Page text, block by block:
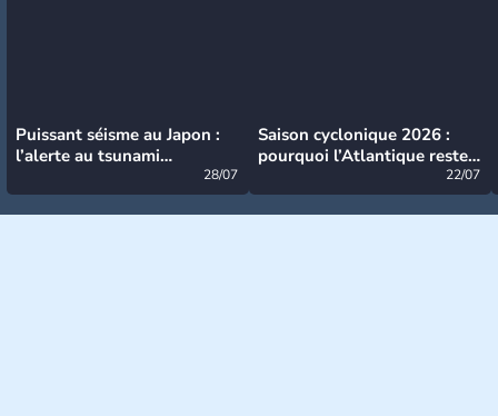
Puissant séisme au Japon :
l’alerte au tsunami
28/07
Saison cyclonique 2026 :
pourquoi l’Atlantique reste
22/07